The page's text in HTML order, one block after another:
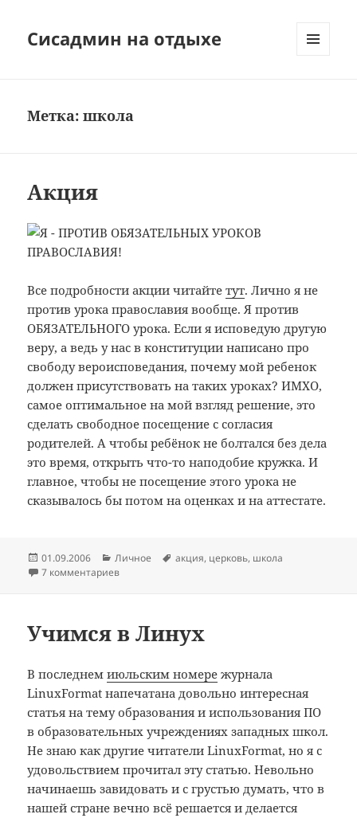
Сисадмин на отдыхе
Метка:школа
Акция
Все подробности акции читайтетут. Лично я не
против урока православия вообще. Я против
ОБЯЗАТЕЛЬНОГО урока. Если я исповедую другую
веру, а ведь у нас в конституции написано про
свободу вероисповедания, почему мой ребенок
должен присутствовать на таких уроках? ИМХО,
самое оптимальное на мой взгляд решение, это
сделать свободное посещение с согласия
родителей. А чтобы ребёнок не болтался без дела
это время, открыть что-то наподобие кружка. И
главное, чтобы не посещение этого урока не
сказывалось бы потом на оценках и на аттестате.
Опубликовано
01.09.2006 Рубрики
Личное Метки
акция, церковь, школа
7 комментариев
Учимся в Линух
В последнемиюльским номере журнала
LinuxFormat напечатана довольно интересная
статья на тему образования и использования ПО
в образовательных учреждениях западных школ.
Не знаю как другие читатели LinuxFormat, но я с
удовольствием прочитал эту статью. Невольно
начинаешь завидовать и с грустью думать, что в
нашей стране вечно всё решается и делается